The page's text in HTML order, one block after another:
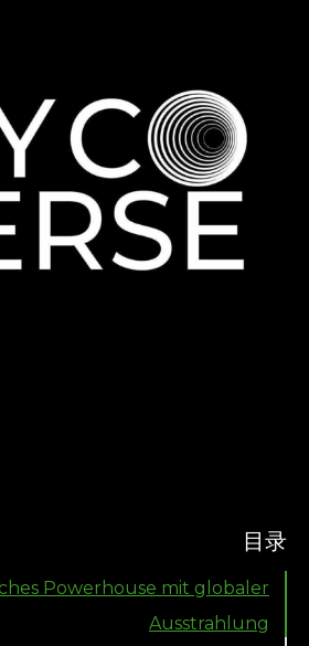
目录
Powerhouse mit globaler
Ausstrahlung